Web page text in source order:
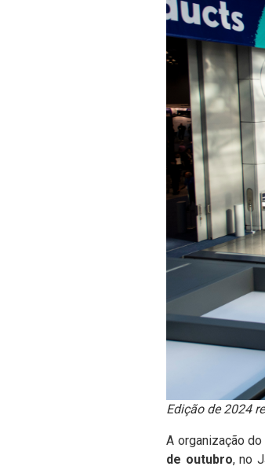
Edição de 2024
A organização do
de outubro, no